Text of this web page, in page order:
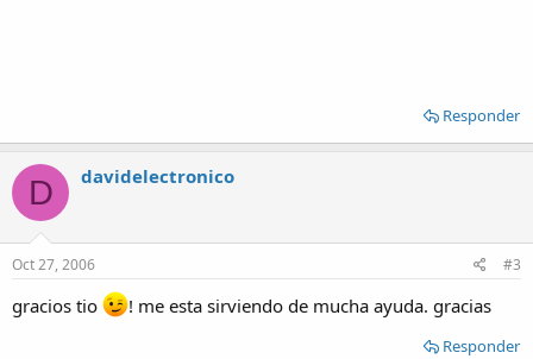
Responder
D davidelectronico
Oct 27, 2006 #3
gracios tio ! me esta sirviendo de mucha ayuda. gracias
Responder